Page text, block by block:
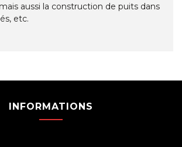
aussi la construction de puits dans
etc.
INFORMATIONS